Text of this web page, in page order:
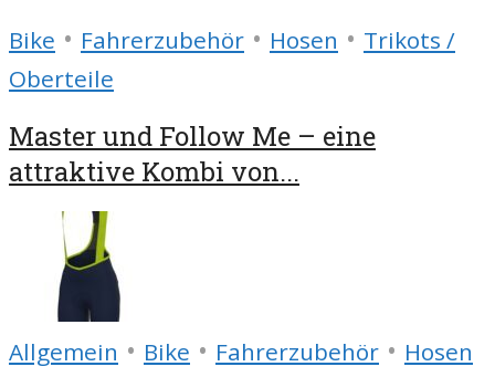
Bike • Fahrerzubehör • Hosen • Trikots /
Oberteile
Master und Follow Me – eine
attraktive Kombi von...
Allgemein • Bike • Fahrerzubehör • Hosen